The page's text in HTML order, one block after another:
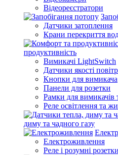
Відеореєстратори
Датчики затоплення
Крани перекриття
продуктивність
Вимикачі LightSwitch
Датчики якості
Кнопки для вимикача
Панели для розетки
Рамки для вимикачів
Реле освітлення та
диму та чадного газу
Електроживлення
Реле і розумні розетки